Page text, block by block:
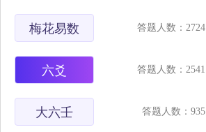
梅花易数 答题人数：2724
六爻 答题人数：2541
大六壬 答题人数：935